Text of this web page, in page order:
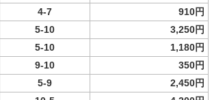
4-7
910円
5-10 3,250円
5-10
1,180円
9-10
350円
5-9
2,450円